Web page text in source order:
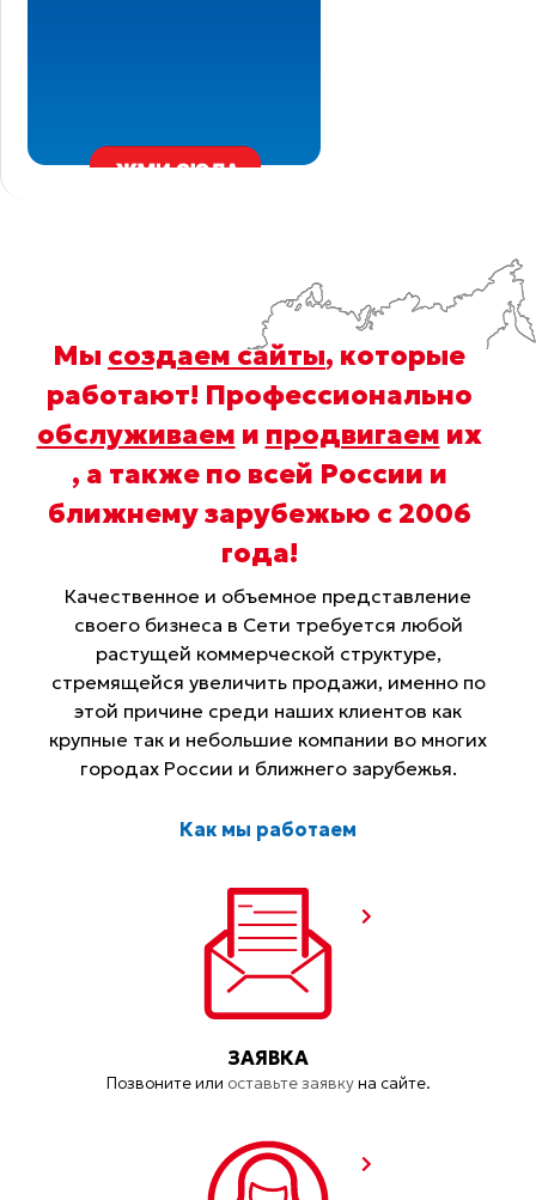
Мы создаем сайты, которые
работают! Профессионально
обслуживаем и продвигаем их
, а также по всей России и
ближнему зарубежью с 2006
года!
Качественное и объемное представление
своего бизнеса в Сети требуется любой
растущей коммерческой структуре,
стремящейся увеличить продажи, именно по
этой причине среди наших клиентов как
крупные так и небольшие компании во многих
городах России и ближнего зарубежья.
Как мы работаем
ЗАЯВКА
Позвоните или оставьте заявкуна сайте.